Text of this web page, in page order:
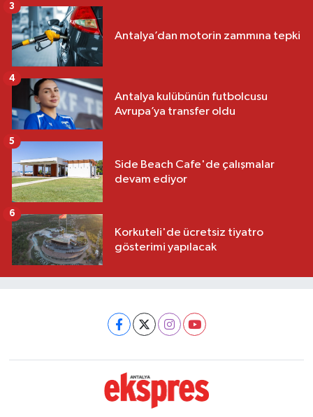
Antalya’dan motorin zammına tepki
3
Antalya kulübünün futbolcusu
Avrupa’ya transfer oldu
4
Side Beach Cafe'de çalışmalar
devam ediyor
5
Korkuteli'de ücretsiz tiyatro
gösterimi yapılacak
6